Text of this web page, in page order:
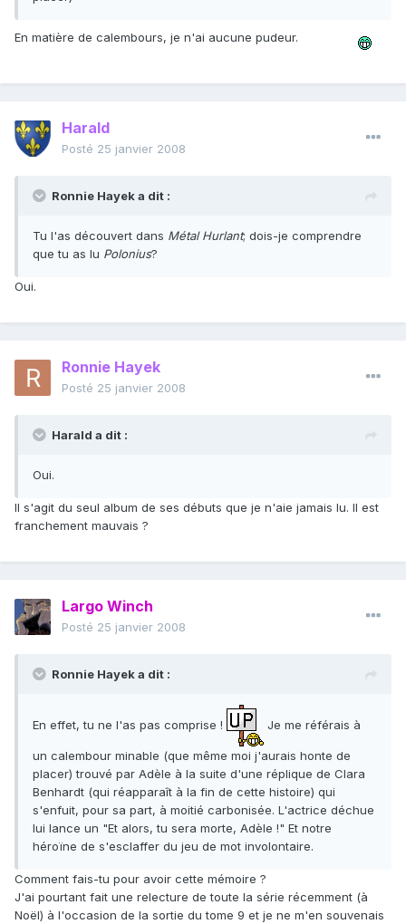
En matière de calembours, je n'ai aucune pudeur.
Harald
Posté 25 janvier 2008
Ronnie Hayek a dit :
Tu l'as découvert dans Métal Hurlant; dois-je comprendre
que tu as lu Polonius?
Oui.
Ronnie Hayek
Posté 25 janvier 2008
Harald a dit :
Oui.
Il s'agit du seul album de ses débuts que je n'aie jamais lu. Il est
franchement mauvais ?
Largo Winch
Posté 25 janvier 2008
Ronnie Hayek a dit :
En effet, tu ne l'as pas comprise ! Je me référais à
un calembour minable (que même moi j'aurais honte de
placer) trouvé par Adèle à la suite d'une réplique de Clara
Benhardt (qui réapparaît à la fin de cette histoire) qui
s'enfuit, pour sa part, à moitié carbonisée. L'actrice déchue
lui lance un "Et alors, tu sera morte, Adèle !" Et notre
héroïne de s'esclaffer du jeu de mot involontaire.
Comment fais-tu pour avoir cette mémoire ?
J'ai pourtant fait une relecture de toute la série récemment (à
Noël) à l'occasion de la sortie du tome 9 et je ne m'en souvenais